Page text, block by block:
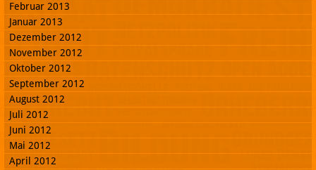
Februar 2013
Januar 2013
Dezember 2012
November 2012
Oktober 2012
September 2012
August 2012
Juli 2012
Juni 2012
Mai 2012
April 2012